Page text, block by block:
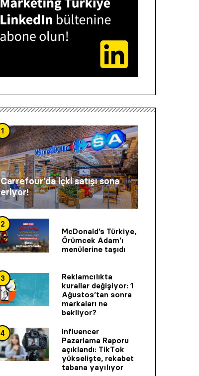
1
Carrefour’da içki satışı sona
eriyor!
2
McDonald’s Türkiye,
Örümcek Adam’ı
menülerine taşıdı
3
Reklamcılıkta
kurallar değişiyor: 1
Ağustos’tan sonra
markaları ne
bekliyor?
4
Influencer
Pazarlama Raporu
açıklandı: TikTok
yükselişte, rekabet
tabana yayılıyor